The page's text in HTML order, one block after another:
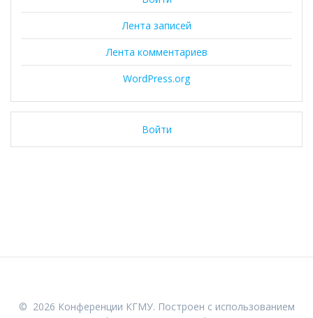
Лента записей
Лента комментариев
WordPress.org
Войти
© 2026 Конференции КГМУ. Построен с использованием